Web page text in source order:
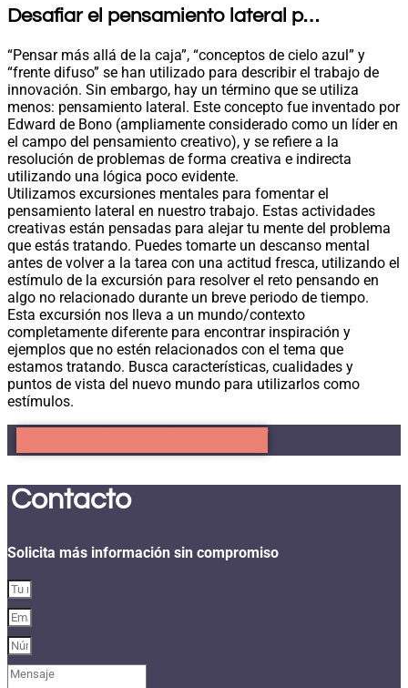
Desafiar el pensamiento lateral p…
“Pensar más allá de la caja”, “conceptos de cielo azul” y
“frente difuso” se han utilizado para describir el trabajo de
innovación. Sin embargo, hay un término que se utiliza
menos: pensamiento lateral. Este concepto fue inventado por
Edward de Bono (ampliamente considerado como un líder en
el campo del pensamiento creativo), y se refiere a la
resolución de problemas de forma creativa e indirecta
utilizando una lógica poco evidente.
Utilizamos excursiones mentales para fomentar el
pensamiento lateral en nuestro trabajo. Estas actividades
creativas están pensadas para alejar tu mente del problema
que estás tratando. Puedes tomarte un descanso mental
antes de volver a la tarea con una actitud fresca, utilizando el
estímulo de la excursión para resolver el reto pensando en
algo no relacionado durante un breve periodo de tiempo.
Esta excursión nos lleva a un mundo/contexto
completamente diferente para encontrar inspiración y
ejemplos que no estén relacionados con el tema que
estamos tratando. Busca características, cualidades y
puntos de vista del nuevo mundo para utilizarlos como
estímulos.
Contacto
Solicita más información sin compromiso